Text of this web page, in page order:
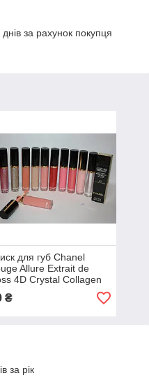
за рахунок покупця
для губ Chanel
Allure Extrait de
4D Crystal Collagen
A
₴
за рік